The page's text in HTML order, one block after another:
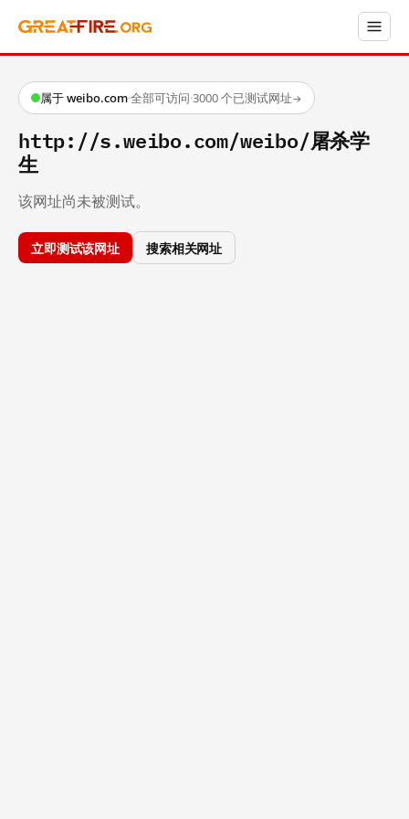
属于 weibo.com·全部可访问·3000 个已测试网址→
http://s.weibo.com/weibo/屠杀学
生
该网址尚未被测试。
立即测试该网址 搜索相关网址